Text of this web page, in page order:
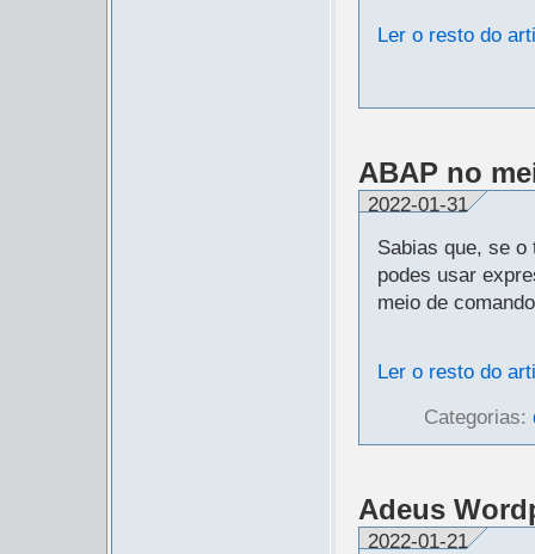
Ler o resto do
ABAP no
2022-01-31
Sabias que, se o
podes usar
meio de
Ler o resto do
Categorias:
Adeus
2022-01-21